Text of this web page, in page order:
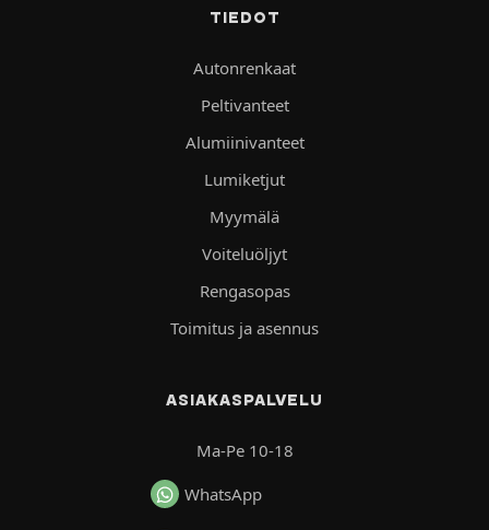
TIEDOT
Autonrenkaat
Peltivanteet
Alumiinivanteet
Lumiketjut
Myymälä
Voiteluöljyt
Rengasopas
Toimitus ja asennus
ASIAKASPALVELU
Ma-Pe 10-18
WhatsApp